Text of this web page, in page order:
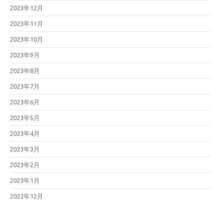
2023年12月
2023年11月
2023年10月
2023年9月
2023年8月
2023年7月
2023年6月
2023年5月
2023年4月
2023年3月
2023年2月
2023年1月
2022年12月